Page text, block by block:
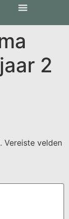
2
Vereiste velden